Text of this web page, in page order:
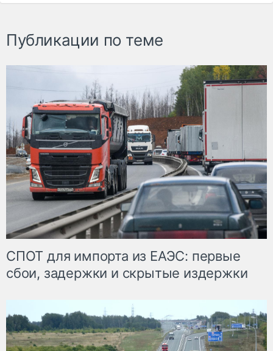
Публикации по теме
СПОТ для импорта из ЕАЭС: первые
сбои, задержки и скрытые издержки